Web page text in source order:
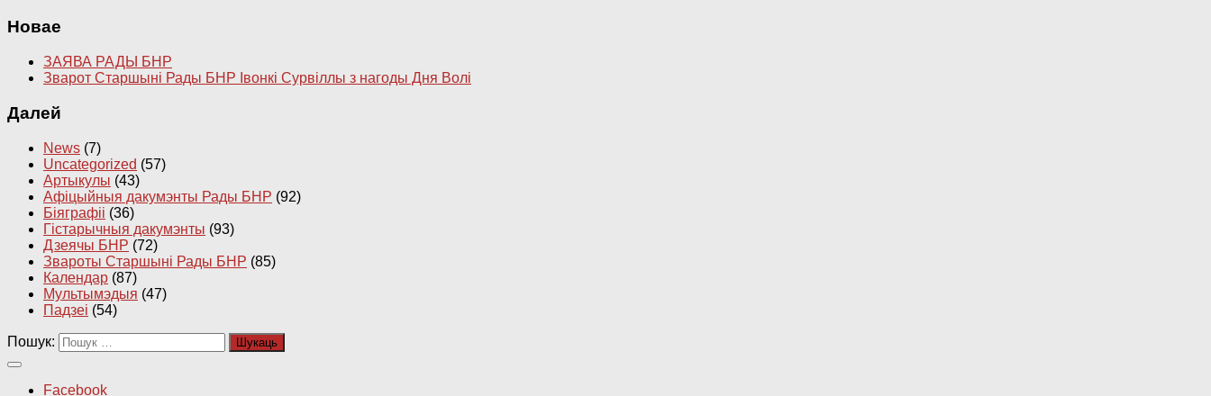
Новае
ЗАЯВА РАДЫ БНР
Зварот Старшыні Рады БНР Івонкі Сурвіллы з нагоды Дня Волі
Далей
News (7)
Uncategorized (57)
Артыкулы (43)
Афіцыйныя дакумэнты Рады БНР (92)
Біяграфіі (36)
Гістарычныя дакумэнты (93)
Дзеячы БНР (72)
Звароты Старшыні Рады БНР (85)
Календар (87)
Мультымэдыя (47)
Падзеі (54)
Пошук:
Facebook